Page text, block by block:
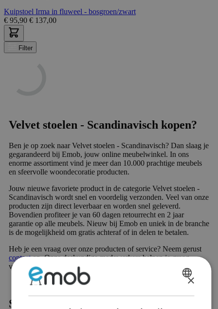
Kuipstoel Irma in fluweel - bosgroen/zwart
€ 95,90 € 137,00
Filter
Velvet stoelen - Scandinavisch kopen?
Ben je op zoek naar Velvet stoelen - Scandinavisch? Dan slaag je
gegarandeerd bij Emob, jouw online meubelwinkel. In ons
enorme assortiment vind je meer dan 10.000 prachtige meubels
en sfeervolle woondecoratie producten.
Jouw nieuwe favoriete product in de categorie Velvet stoelen -
Scandinavisch wordt snel en voordelig verzonden. Veel van onze
producten zijn direct leverbaar en worden snel geleverd.
Bovendien profiteer je van 60 dagen retourrecht en 2 jaar
garantie op alle meubels. Nieuw bij Emob en uniek in de branche
is de mogelijkheid om gratis achteraf of in delen te betalen.
Heb je een vraag over onze producten of service? Neem gerust
contactop. Onze deskundige medewerkers helpen je graag
verder.
Scandinavische meubels | Eenvoud &
×